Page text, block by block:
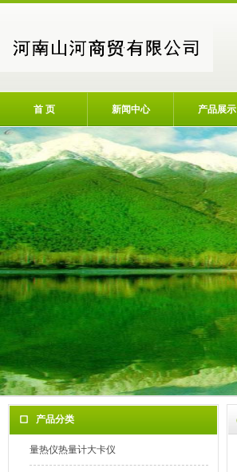
首 页 新闻中心 产品展示
产品分类
量热仪热量计大卡仪